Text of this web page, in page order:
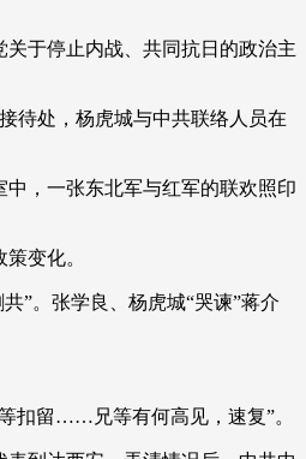
于停止内战、共同抗日的政治主
待处，杨虎城与中共联络人员在
，一张东北军与红军的联欢照印
变化。
”。张学良、杨虎城“哭谏”蒋介
扣留……兄等有何高见，速复”。